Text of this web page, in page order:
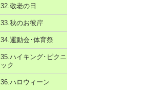
32.敬老の日
33.秋のお彼岸
34.運動会･体育祭
35.ハイキング･ピクニ
ック
36.ハロウィーン